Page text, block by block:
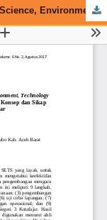
Pengembangan Perangkat Pembelajaran Science, Environment, Technology and Society (SETS) Untuk Meningkatkan Pemahaman Konsep dan Sikap Peduli Lingkungan Siswa Sekolah Dasar